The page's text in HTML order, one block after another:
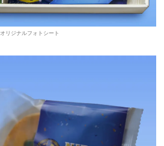
オリジナルフォトシート